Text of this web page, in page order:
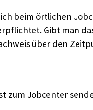
beim örtlichen
Gibt man
über den
zum Jobcenter